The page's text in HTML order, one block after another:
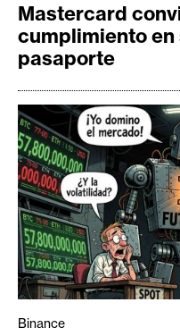
Mastercard
cumplimiento
pasaporte
Binance